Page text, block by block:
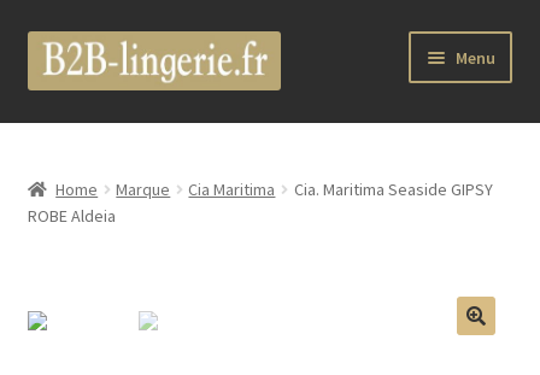
Aller
Aller
au
Menu
B2B Lingerie Site Officiel
Wholesale Registration Page
Boutique
Home Marque Cia Maritima
Cia. Maritima Seaside GIPSY
ROBE Aldeia